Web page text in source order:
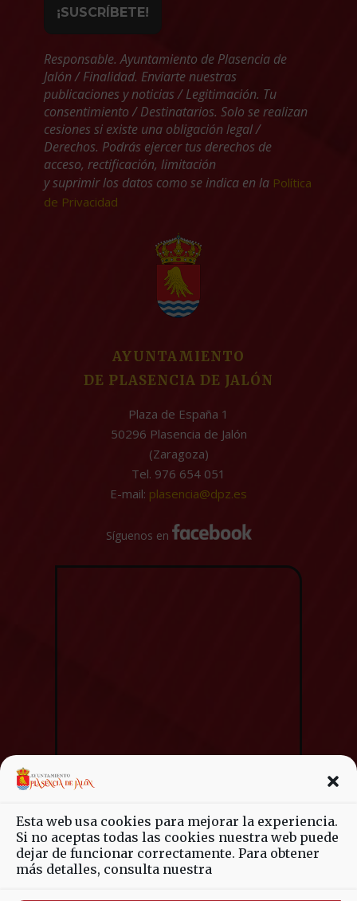
Esta web usa cookies para mejorar la experiencia.
Si no aceptas todas las cookies nuestra web puede
dejar de funcionar correctamente. Para obtener
más detalles, consulta nuestra
Responsable. Ayuntamiento de Plasencia de
Jalón / Finalidad. Enviarte nuestras
publicaciones y noticias / Legitimación. Tu
consentimiento / Destinatarios. Solo se realizan
cesiones si existe una obligación legal /
Derechos. Podrás ejercer tus derechos de
acceso, rectificación, limitación
y suprimir los datos como se indica en la Política
de Privacidad
AYUNTAMIENTO
DE PLASENCIA DE JALÓN
Plaza de España 1
50296 Plasencia de Jalón
(Zaragoza)
Tel. 976 654 051
E-mail: plasencia@dpz.es
Síguenos en